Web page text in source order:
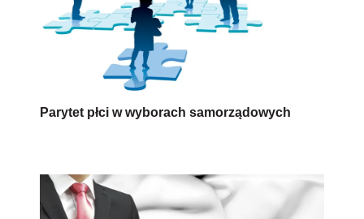
Parytet płci w wyborach samorządowych